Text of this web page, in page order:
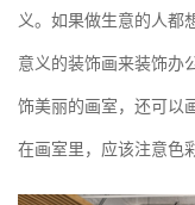
义。如果做生意的人都
意义的装饰画来装饰办
饰美丽的画室，还可以
在画室里，应该注意色